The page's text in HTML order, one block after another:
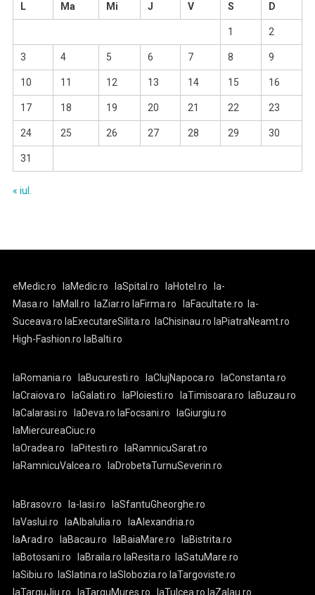
L
Ma Mi J V S D
1 2
3 4 5 6 7 8 9
10 11 12 13 14 15 16
17 18 19 20 21 22 23
24 25 26 27 28 29 30
31
« iul.
eMedic.ro laMedic.ro laSpital.ro laHotel.ro
la-
Masa.ro
laMall.ro laZiar.ro laFirma.ro laFacultate.ro
la-
Suceava.ro laExecutareSilita.ro laChisinau.ro laPiatraNeamt.ro
High-Fashion.ro laBalti.ro
laRomania.ro laBucuresti.ro laClujNapoca.ro
laConstanta.ro
laCraiova.ro
laGalati.ro laPloiesti.ro laTimisoara.ro
laBuzau.ro
laCalarasi.ro
laDeva.ro laFocsani.ro
laGiurgiu.ro
laMiercureaCiuc.ro
laOradea.ro
laPitesti.ro
laRamnicuSarat.ro
laRamnicuValcea.ro
laDrobetaTurnuSeverin.ro
laBrasov.ro la-Iasi.ro
laSfantuGheorghe.ro
laVaslui.ro
laAlbaIulia.ro
laAlexandria.ro
laArad.ro
laBacau.ro laBaiaMare.ro
laBistrita.ro
laBotosani.ro
laBraila.ro laResita.ro
laSatuMare.ro
laSibiu.ro
laSlatina.ro laSlobozia.ro laTargoviste.ro
laTarguJiu.ro
laTarguMures.ro laTulcea.ro laZalau.ro